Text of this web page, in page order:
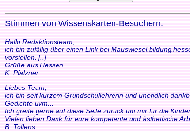
Stimmen von Wissenskarten-Besuchern:
Hallo Redaktionsteam,
ich bin zufällig über einen Link bei
vorstellen. [..]
Grüße aus Hessen
K. Pfalzner
Liebes Team,
ich bin seit kurzem Grundschullehrerin und unendlich
Gedichte uvm...
Ich greife gerne auf diese Seite zurück um mir für die
Vielen lieben Dank für eure kompetente und ästhetische
B. Tollens